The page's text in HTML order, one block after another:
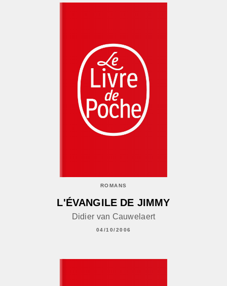
ROMANS
L'ÉVANGILE DE JIMMY
Didier van Cauwelaert
04/10/2006